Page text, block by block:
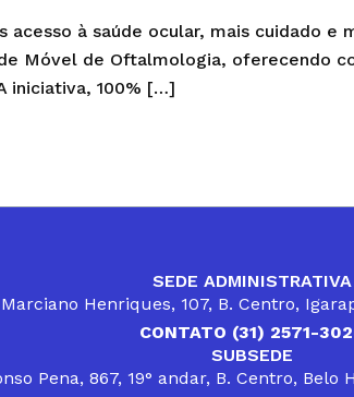
acesso à saúde ocular, mais cuidado
Móvel de Oftalmologia, oferecendo
iniciativa, 100% […]
SEDE ADMINISTRATIVA
Henriques, 107, B. Centro,
CONTATO (31) 2571-
SUBSEDE
Pena, 867, 19° andar, B. Centro, Belo